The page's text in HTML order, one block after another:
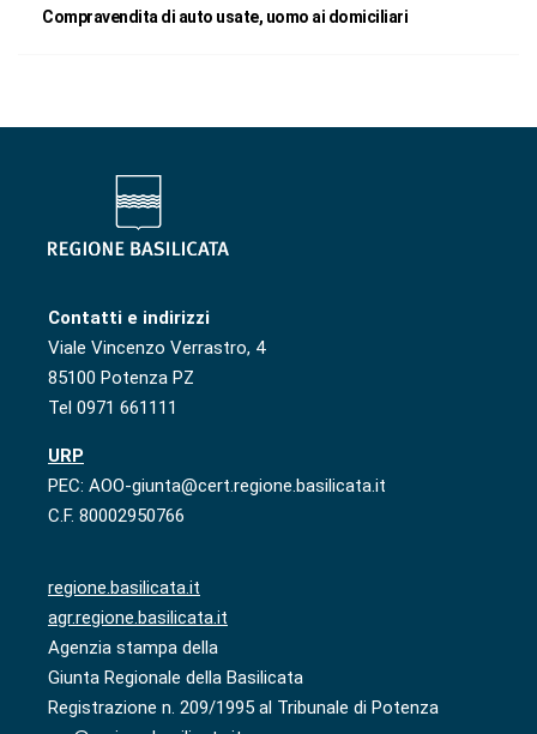
Compravendita di auto usate, uomo ai domiciliari
Contatti e indirizzi
Viale Vincenzo Verrastro, 4
85100 Potenza PZ
Tel 0971 661111
URP
PEC: AOO-giunta@cert.regione.basilicata.it
C.F. 80002950766
regione.basilicata.it
agr.regione.basilicata.it
Agenzia stampa della
Giunta Regionale della Basilicata
Registrazione n. 209/1995 al Tribunale di Potenza